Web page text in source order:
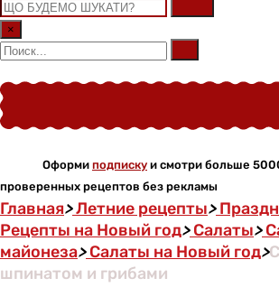
×
Оформи подписку и смотри больше
проверенных рецептов без рекламы
Главная>Летние рецепты>
Рецепты на Новый год>Салаты>
майонеза>Салаты на Новый год>
шпинатом и грибами